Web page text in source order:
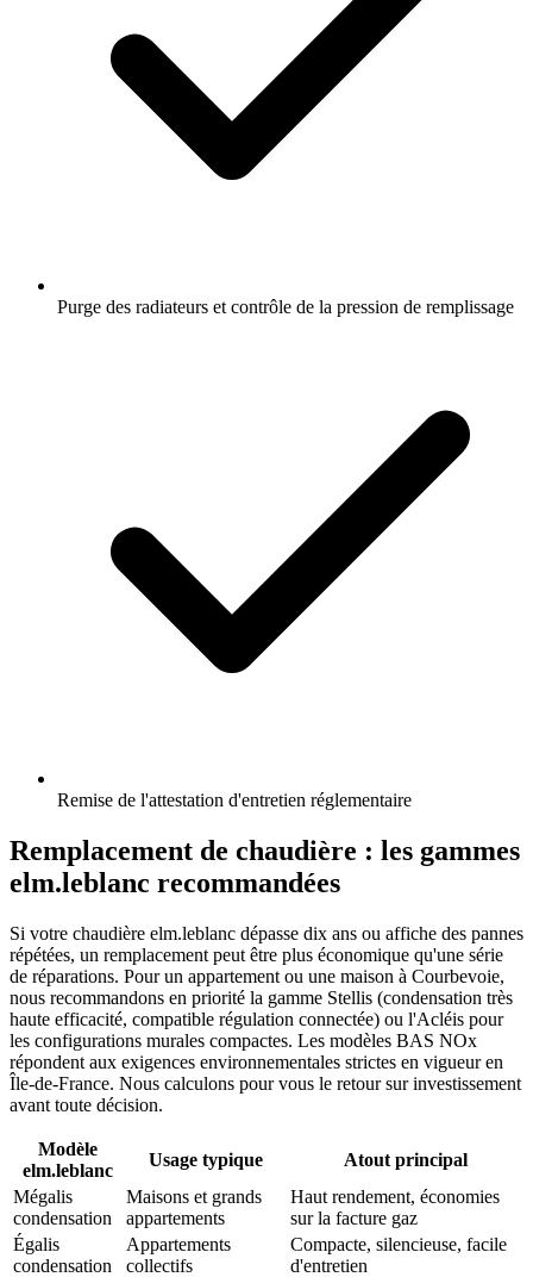
Purge des radiateurs et contrôle de la pression de remplissage
Remise de l'attestation d'entretien réglementaire
Remplacement de chaudière : les gammes
elm.leblanc recommandées
Si votre chaudière elm.leblanc dépasse dix ans ou affiche des pannes
répétées, un remplacement peut être plus économique qu'une série
de réparations. Pour un appartement ou une maison à Courbevoie,
nous recommandons en priorité la gamme Stellis (condensation très
haute efficacité, compatible régulation connectée) ou l'Acléis pour
les configurations murales compactes. Les modèles BAS NOx
répondent aux exigences environnementales strictes en vigueur en
Île-de-France. Nous calculons pour vous le retour sur investissement
avant toute décision.
Modèle
elm.leblanc
Usage typique
Atout principal
Mégalis
condensation
Maisons et grands
appartements
Haut rendement, économies
sur la facture gaz
Égalis
condensation
Appartements
collectifs
Compacte, silencieuse, facile
d'entretien